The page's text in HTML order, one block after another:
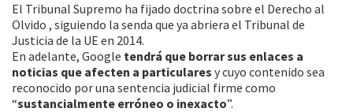
El Tribunal Supremo ha fijado doctrina sobre el Derecho al
Olvido , siguiendo la senda que ya abriera el Tribunal de
Justicia de la UE en 2014.
En adelante, Google tendrá que borrar sus enlaces a
noticias que afecten a particulares y cuyo contenido sea
reconocido por una sentencia judicial firme como
“sustancialmente erróneo o inexacto”.